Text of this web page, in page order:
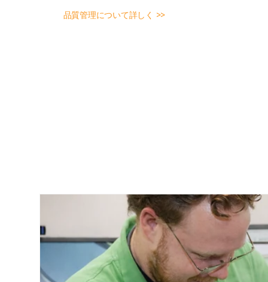
品質管理について詳しく >>